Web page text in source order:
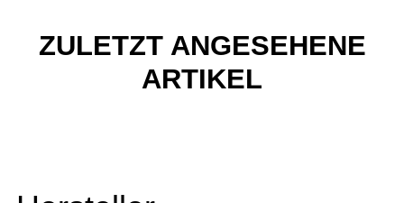
ZULETZT ANGESEHENE
ARTIKEL